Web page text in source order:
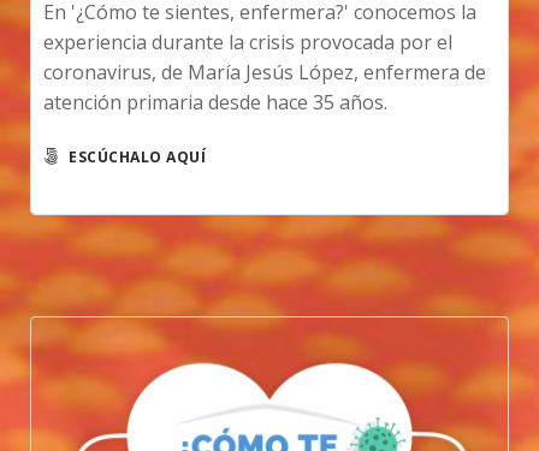
En '¿Cómo te sientes, enfermera?' conocemos la
experiencia durante la crisis provocada por el
coronavirus, de María Jesús López, enfermera de
atención primaria desde hace 35 años.
ESCÚCHALO AQUÍ